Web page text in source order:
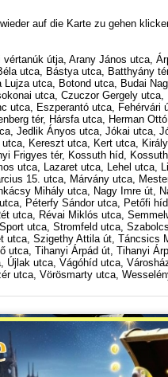
auf die Karte zu gehen
útja, Arany János utca,
utca, Bástya utca, Batthyány
utca, Botond utca, Budai
utca, Czuczor Gergely utca,
utca, Eszperantó utca, Fehérvári
tér, Hársfa utca, Herman
Jedlik Ányos utca, Jókai utca,
Kereszt utca, Kert utca,
Frigyes tér, Kossuth híd,
utca, Lazaret utca, Lehel utca,
15. utca, Márvány utca,
Mihály utca, Nagy Imre út,
Péterfy Sándor utca, Petőfi
utca, Révai Miklós utca,
utca, Stromfeld utca,
Szigethy Attila út, Táncsics
utca, Tihanyi Árpád út, Tihanyi
Újlak utca, Vágóhíd utca,
utca, Vörösmarty utca,